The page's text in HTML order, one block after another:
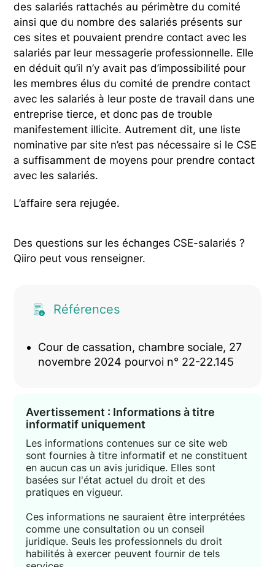
des salariés rattachés au périmètre du comité
ainsi que du nombre des salariés présents sur
ces sites et pouvaient prendre contact avec les
salariés par leur messagerie professionnelle. Elle
en déduit qu’il n’y avait pas d’impossibilité pour
les membres élus du comité de prendre contact
avec les salariés à leur poste de travail dans une
entreprise tierce, et donc pas de trouble
manifestement illicite. Autrement dit, une liste
nominative par site n’est pas nécessaire si le CSE
a suffisamment de moyens pour prendre contact
avec les salariés.
L’affaire sera rejugée.
Des questions sur les échanges CSE-salariés ?
Qiiro peut vous renseigner.
Références
Cour de cassation, chambre sociale, 27
novembre 2024 pourvoi n° 22-22.145
Avertissement : Informations à titre
informatif uniquement
Les informations contenues sur ce site web
sont fournies à titre informatif et ne constituent
en aucun cas un avis juridique. Elles sont
basées sur l'état actuel du droit et des
pratiques en vigueur.
Ces informations ne sauraient être interprétées
comme une consultation ou un conseil
juridique. Seuls les professionnels du droit
habilités à exercer peuvent fournir de tels